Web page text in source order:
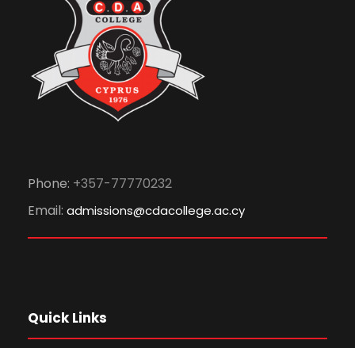
Phone: +357-77770232
Email: admissions@cdacollege.ac.cy
Quick Links